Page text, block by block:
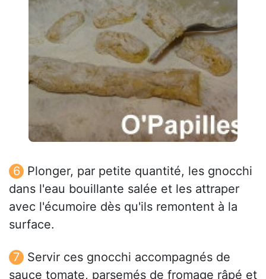
Plonger, par petite quantité, les gnocchi
dans l'eau bouillante salée et les attraper
avec l'écumoire dès qu'ils remontent à la
surface.
Servir ces gnocchi accompagnés de
sauce tomate, parsemés de fromage râpé et